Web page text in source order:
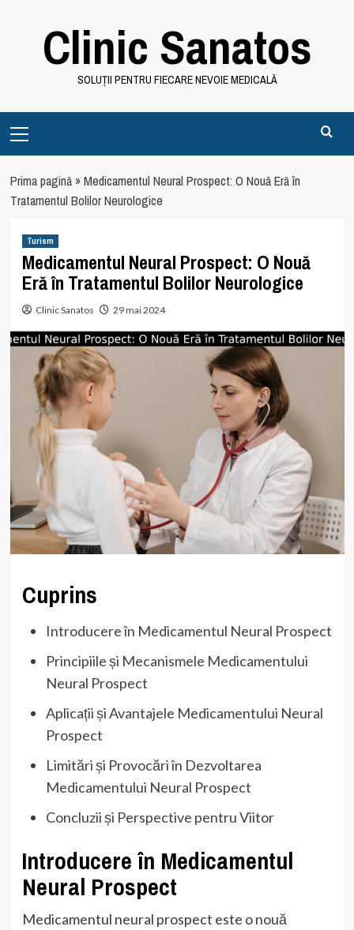
Clinic Sanatos
SOLUȚII PENTRU FIECARE NEVOIE MEDICALĂ
Menu
Prima pagină»Medicamentul Neural Prospect: O Nouă Eră în
Tratamentul Bolilor Neurologice
Turism
Medicamentul Neural Prospect: O Nouă
Eră în Tratamentul Bolilor Neurologice
Clinic Sanatos 29 mai 2024
Cuprins
Introducere în Medicamentul Neural Prospect
Principiile și Mecanismele Medicamentului
Neural Prospect
Aplicații și Avantajele Medicamentului Neural
Prospect
Limitări și Provocări în Dezvoltarea
Medicamentului Neural Prospect
Concluzii și Perspective pentru Viitor
Introducere în Medicamentul
Neural Prospect
Medicamentul neural prospect este o nouă